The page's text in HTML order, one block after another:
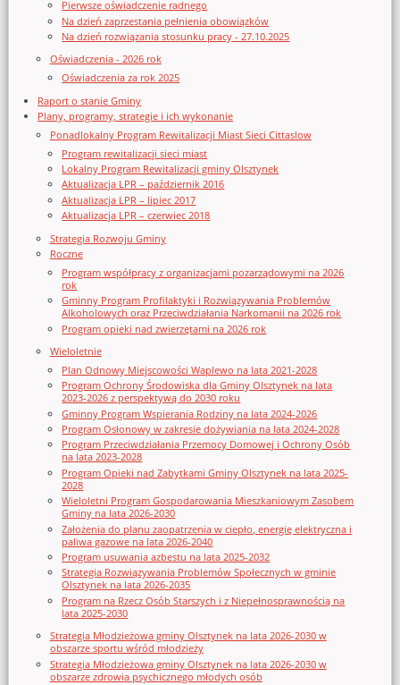
Pierwsze oświadczenie radnego
Na dzień zaprzestania pełnienia obowiązków
Na dzień rozwiązania stosunku pracy - 27.10.2025
Oświadczenia - 2026 rok
Oświadczenia za rok 2025
Raport o stanie Gminy
Plany, programy, strategie i ich wykonanie
Ponadlokalny Program Rewitalizacji Miast Sieci Cittaslow
Program rewitalizacji sieci miast
Lokalny Program Rewitalizacji gminy Olsztynek
Aktualizacja LPR – październik 2016
Aktualizacja LPR – lipiec 2017
Aktualizacja LPR – czerwiec 2018
Strategia Rozwoju Gminy
Roczne
Program współpracy z organizacjami pozarządowymi na 2026
rok
Gminny Program Profilaktyki i Rozwiązywania Problemów
Alkoholowych oraz Przeciwdziałania Narkomanii na 2026 rok
Program opieki nad zwierzętami na 2026 rok
Wieloletnie
Plan Odnowy Miejscowości Waplewo na lata 2021-2028
Program Ochrony Środowiska dla Gminy Olsztynek na lata
2023-2026 z perspektywą do 2030 roku
Gminny Program Wspierania Rodziny na lata 2024-2026
Program Osłonowy w zakresie dożywiania na lata 2024-2028
Program Przeciwdziałania Przemocy Domowej i Ochrony Osób
na lata 2023-2028
Program Opieki nad Zabytkami Gminy Olsztynek na lata 2025-
2028
Wieloletni Program Gospodarowania Mieszkaniowym Zasobem
Gminy na lata 2026-2030
Założenia do planu zaopatrzenia w ciepło, energię elektryczna i
paliwa gazowe na lata 2026-2040
Program usuwania azbestu na lata 2025-2032
Strategia Rozwiązywania Problemów Społecznych w gminie
Olsztynek na lata 2026-2035
Program na Rzecz Osób Starszych i z Niepełnosprawnością na
lata 2025-2030
Strategia Młodzieżowa gminy Olsztynek na lata 2026-2030 w
obszarze sportu wśród młodzieży
Strategia Młodzieżowa gminy Olsztynek na lata 2026-2030 w
obszarze zdrowia psychicznego młodych osób